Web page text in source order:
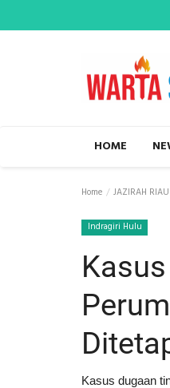
HOME
Home JAZIRAH RIAU
Indragiri Hulu
Kasus dugaan